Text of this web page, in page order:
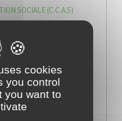
SOCIALE (C.C.A.S)
ET MOYENS
URBAIN DURABL
cookies
you control
you want to